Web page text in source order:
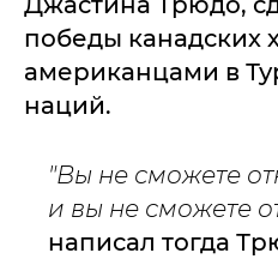
победы канадских
американцами в
наций.
"Вы не сможете
и вы не сможете
написал тогда